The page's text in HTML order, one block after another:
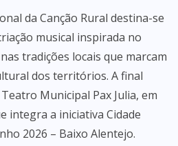
da Canção Rural destina-se
musical inspirada no
tradições locais que marcam
dos territórios. A final
Municipal Pax Julia, em
integra a iniciativa Cidade
2026 – Baixo Alentejo.